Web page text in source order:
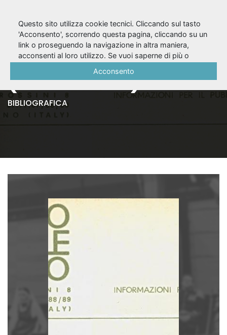
Notiziario n. 16
(marzo 1967)
BIBLIOGRAFICA
Questo sito utilizza cookie tecnici. Cliccando sul tasto
'Acconsento', scorrendo questa pagina, cliccando su un
link o proseguendo la navigazione in altra maniera,
acconsenti al loro utilizzo. Se vuoi saperne di più o
Acconsento